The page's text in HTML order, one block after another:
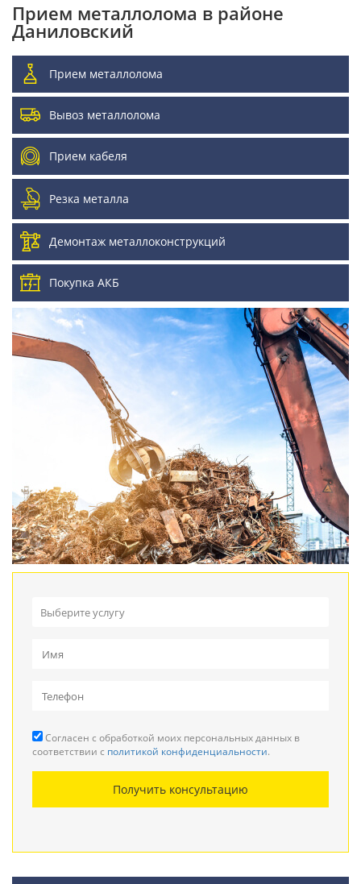
Прием металлолома в районе
Даниловский
Прием металлолома
Вывоз металлолома
Прием кабеля
Резка металла
Демонтаж металлоконструкций
Покупка АКБ
Выберите услугу
Прием кабеля
Резка металла
Демонтаж металлоконструкций
Покупка АКБ
Согласен с обработкой моих персональных данных в
соответствии с политикой конфиденциальности.
Получить консультацию